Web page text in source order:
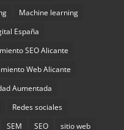
Machine learning
España
SEO Alicante
Web Alicante
Aumentada
Redes sociales
SEM SEO sitio web